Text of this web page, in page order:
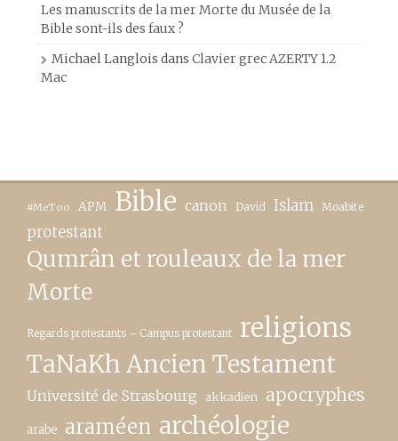
Les manuscrits de la mer Morte du Musée de la
Bible sont-ils des faux ?
Michael Langlois dans Clavier grec AZERTY 1.2
Mac
#MeToo APM Bible canon David Islam Moabite
protestant
Qumrân et rouleaux de la mer
Morte
Regards protestants – Campus protestant religions
TaNaKh Ancien Testament
Université de Strasbourg akkadien apocryphes
arabe araméen archéologie